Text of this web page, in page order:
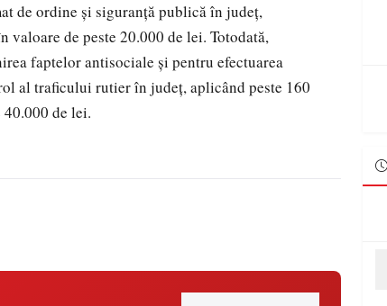
de ordine și siguranță publică în județ,
de peste 20.000 de lei. Totodată,
faptelor antisociale și pentru efectuarea
al traficului rutier în județ, aplicând peste 160
de lei.